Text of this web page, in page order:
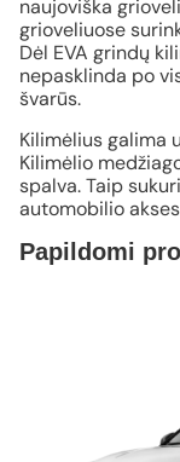
naujoviška
grioveliuose
Dėl EVA grindų
nepasklinda po
švarūs.
Kilimėlius galima
Kilimėlio
spalva. Taip
automobilio
Papildomi